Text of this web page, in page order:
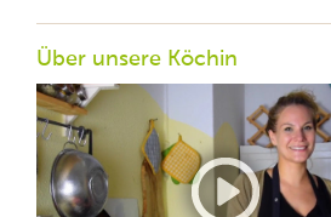
Über unsere Köchin